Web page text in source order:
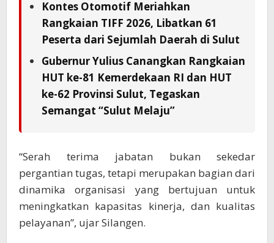
Kontes Otomotif Meriahkan
Rangkaian TIFF 2026, Libatkan 61
Peserta dari Sejumlah Daerah di Sulut
Gubernur Yulius Canangkan Rangkaian
HUT ke-81 Kemerdekaan RI dan HUT
ke-62 Provinsi Sulut, Tegaskan
Semangat “Sulut Melaju”
“Serah terima jabatan bukan sekedar
pergantian tugas, tetapi merupakan bagian dari
dinamika organisasi yang bertujuan untuk
meningkatkan kapasitas kinerja, dan kualitas
pelayanan”, ujar Silangen.